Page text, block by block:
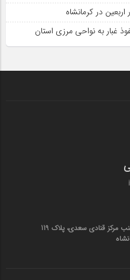
در کرمانشاه
غبار به نواحی مرزی استان
کرمانشاه خیابان سعدی ، جنب مرکز قنادی سعدی، پلاک 119